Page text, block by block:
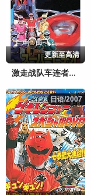
更新至高清
激走战队车连者剧场版
日语/2007
日语/2007